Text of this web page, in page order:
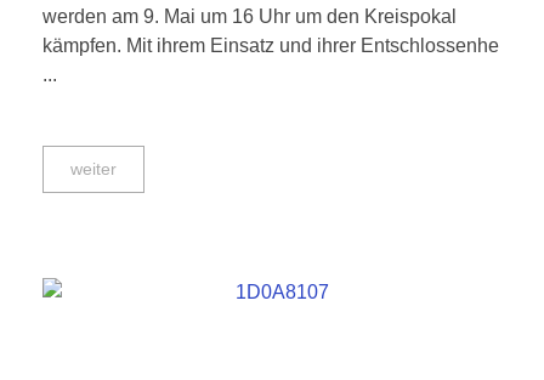
werden am 9. Mai um 16 Uhr um den Kreispokal
kämpfen. Mit ihrem Einsatz und ihrer Entschlossenhe
...
weiter